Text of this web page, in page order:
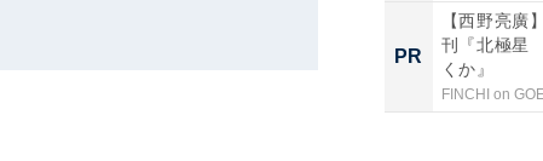
PR
【西野亮廣
刊『北極星
くか』
FINCHI on